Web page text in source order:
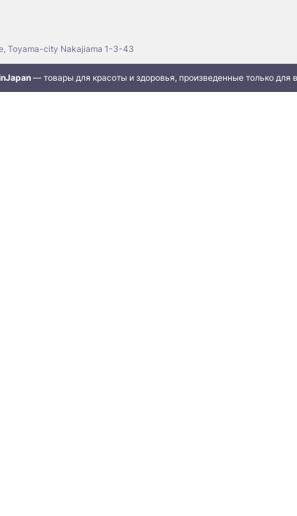
Toyama-city Nakajiama 1-3-43
— товары для красоты и здоровья, произведенные только для